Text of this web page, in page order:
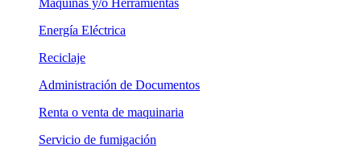
Maquinas y/o Herramientas
Energía Eléctrica
Reciclaje
Administración de Documentos
Renta o venta de maquinaria
Servicio de fumigación